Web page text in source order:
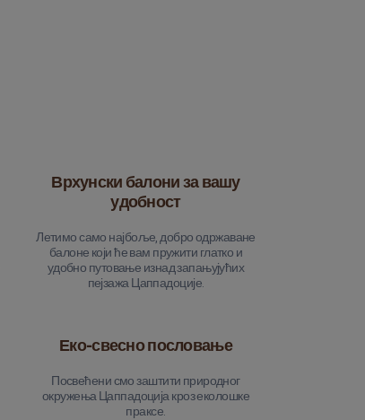
Врхунски балони за вашу
удобност
Летимо само најбоље, добро одржаване
балоне који ће вам пружити глатко и
удобно путовање изнад запањујућих
пејзажа Цаппадоције.
Еко-свесно пословање
Посвећени смо заштити природног
окружења Цаппадоција кроз еколошке
праксе.